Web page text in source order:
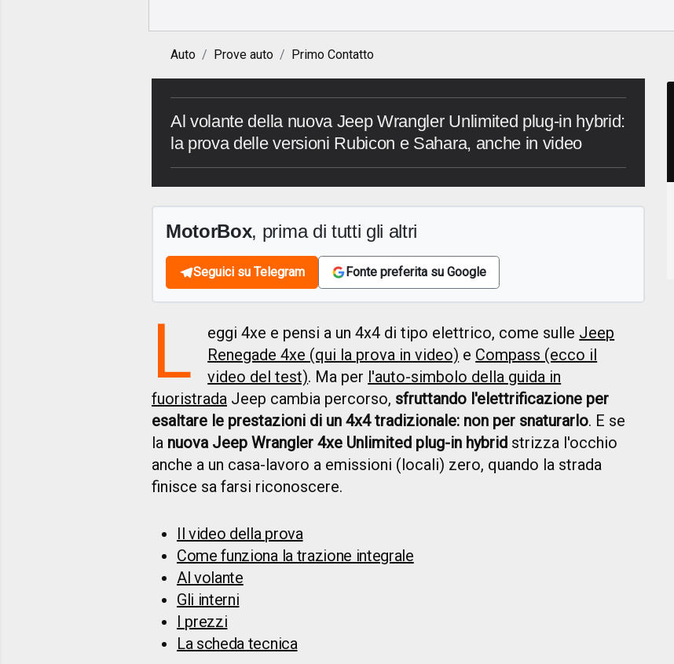
Auto Prove auto Primo Contatto
Al volante della nuova Jeep Wrangler Unlimited plug-in hybrid:
la prova delle versioni Rubicon e Sahara, anche in video
MotorBox, prima di tutti gli altri
Seguici su Telegram Fonte preferita su Google
L eggi 4xe e pensi a un 4x4 di tipo elettrico, come sulle Jeep
Renegade 4xe (qui la prova in video) e Compass (ecco il
video del test). Ma per l'auto-simbolo della guida in
fuoristrada Jeep cambia percorso, sfruttando l'elettrificazione per
esaltare le prestazioni di un 4x4 tradizionale: non per snaturarlo. E se
la nuova Jeep Wrangler 4xe Unlimited plug-in hybrid strizza l'occhio
anche a un casa-lavoro a emissioni (locali) zero, quando la strada
finisce sa farsi riconoscere.
Il video della prova
Come funziona la trazione integrale
Al volante
Gli interni
I prezzi
La scheda tecnica